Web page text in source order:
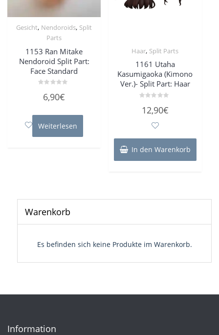
Gesicht, Nendoroids, Split
Parts
1153 Ran Mitake
Nendoroid Split Part:
Face Standard
mit
5
6,90€
Weiterlesen
Haar, Split Parts
1161 Utaha
Kasumigaoka (Kimono
Ver.)- Split Part: Haar
mit
12,90€
In den Warenkorb
Warenkorb
Es befinden sich keine Produkte im Warenkorb.
Information